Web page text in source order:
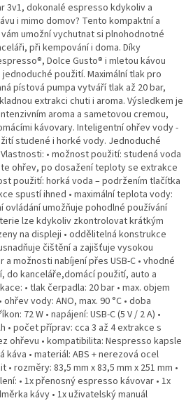
3v1, dokonalé espresso kdykoliv a
i mimo domov? Tento kompaktní a
umožní vychutnat si plnohodnotné
při kempování i doma. Díky
Dolce Gusto® i mletou kávou
použití. Maximální tlak pro
pístová pumpa vytváří tlak až 20 bar,
extrakci chuti i aroma. Výsledkem je
aroma a sametovou cremou,
kávovary. Inteligentní ohřev vody -
studené i horké vody. Jednoduché
• možnost použití: studená voda
ohřev, po dosažení teploty se extrakce
použití: horká voda – podržením tlačítka
spustí ihned • maximální teplota vody:
ovládání umožňuje pohodlné používání
lze kdykoliv zkontrolovat krátkým
na displeji • oddělitelná konstrukce
čištění a zajišťuje vysokou
možnosti nabíjení přes USB-C • vhodné
do kanceláře,domácí použití, auto a
• tlak čerpadla: 20 bar • max. objem
vody: ANO, max. 90 °C • doba
72 W • napájení: USB-C (5 V / 2 A) •
• počet příprav: cca 3 až 4 extrakce s
ohřevu • kompatibilita: Nespresso kapsle
• materiál: ABS + nerezová ocel
• rozměry: 83,5 mm x 83,5 mm x 251 mm •
• 1x přenosný espresso kávovar • 1x
kávy • 1x uživatelský manuál